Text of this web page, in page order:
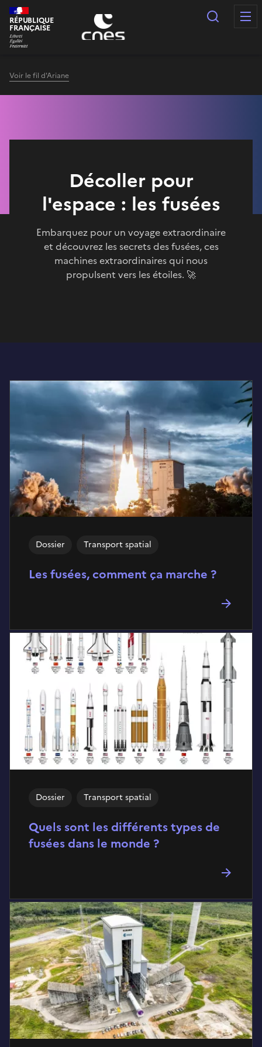
Panneau de gestion des cookies
RÉPUBLIQUE
FRANÇAISE
Voir le fil d'Ariane
Décoller pour
l'espace : les fusées
Embarquez pour un voyage extraordinaire
et découvrez les secrets des fusées, ces
machines extraordinaires qui nous
propulsent vers les étoiles. 🚀
Les fusées, comment ça marche ?
Dossier Transport spatial
Quels sont les différents types de
fusées dans le monde ?
Dossier Transport spatial